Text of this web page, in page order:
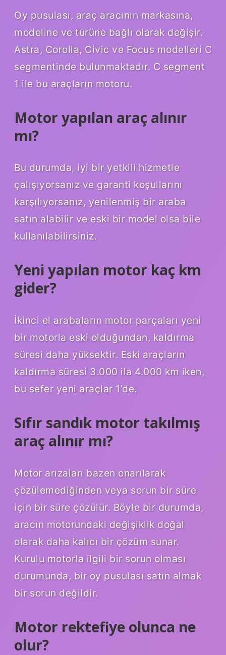
Oy pusulası, araç aracının markasına,
modeline ve türüne bağlı olarak değişir.
Astra, Corolla, Civic ve Focus modelleri C
segmentinde bulunmaktadır. C segment
1 ile bu araçların motoru.
Motor yapılan araç alınır
mı?
Bu durumda, iyi bir yetkili hizmetle
çalışıyorsanız ve garanti koşullarını
karşılıyorsanız, yenilenmiş bir araba
satın alabilir ve eski bir model olsa bile
kullanılabilirsiniz.
Yeni yapılan motor kaç km
gider?
İkinci el arabaların motor parçaları yeni
bir motorla eski olduğundan, kaldırma
süresi daha yüksektir. Eski araçların
kaldırma süresi 3.000 ila 4.000 km iken,
bu sefer yeni araçlar 1’de.
Sıfır sandık motor takılmış
araç alınır mı?
Motor arızaları bazen onarılarak
çözülemediğinden veya sorun bir süre
için bir süre çözülür. Böyle bir durumda,
aracın motorundaki değişiklik doğal
olarak daha kalıcı bir çözüm sunar.
Kurulu motorla ilgili bir sorun olması
durumunda, bir oy pusulası satın almak
bir sorun değildir.
Motor rektefiye olunca ne
olur?